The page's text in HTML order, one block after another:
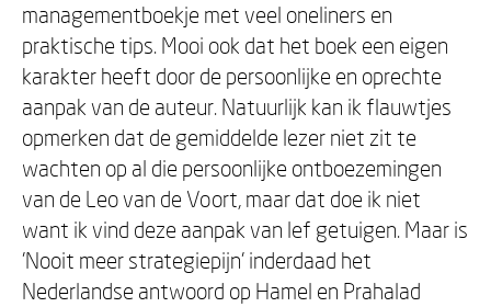
managementboekje met veel oneliners en
praktische tips. Mooi ook dat het boek een eigen
karakter heeft door de persoonlijke en oprechte
aanpak van de auteur. Natuurlijk kan ik flauwtjes
opmerken dat de gemiddelde lezer niet zit te
wachten op al die persoonlijke ontboezemingen
van de Leo van de Voort, maar dat doe ik niet
want ik vind deze aanpak van lef getuigen. Maar is
'Nooit meer strategiepijn' inderdaad het
Nederlandse antwoord op Hamel en Prahalad